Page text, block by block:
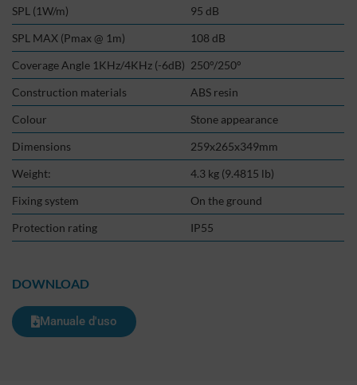
SPL (1W/m)
95 dB
SPL MAX (Pmax @ 1m)
108 dB
Coverage Angle 1KHz/4KHz (-6dB) 250°/250°
Construction materials
ABS resin
Colour
Stone appearance
Dimensions
259x265x349mm
Weight:
4.3 kg (9.4815 lb)
Fixing system
On the ground
Protection rating
IP55
DOWNLOAD
Manuale d'uso